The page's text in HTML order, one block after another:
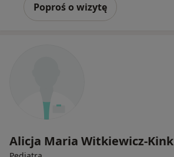
Poproś o wizytę
Alicja Maria Witkiewicz-Kink